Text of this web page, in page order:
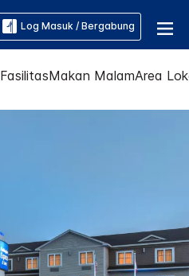
Log Masuk / Bergabung
FasilitasMakan MalamArea